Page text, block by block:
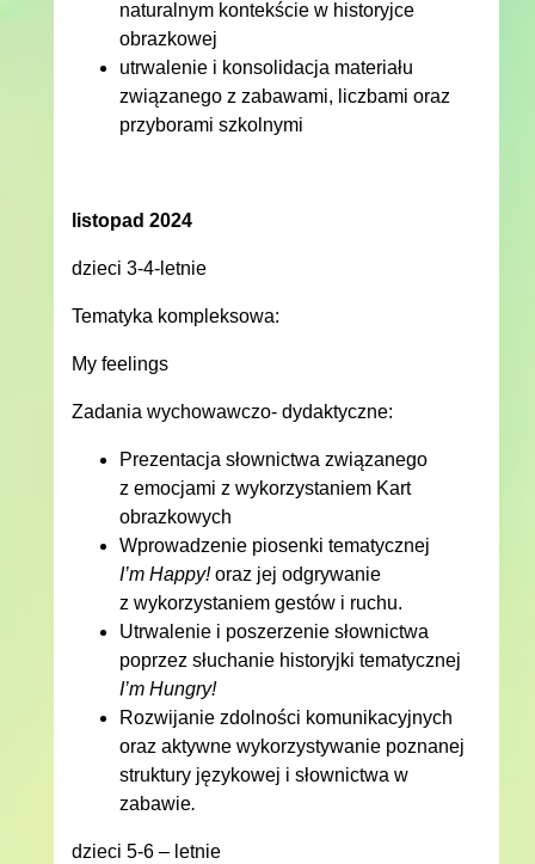
naturalnym kontekście w historyjce
obrazkowej
utrwalenie i konsolidacja materiału
związanego z zabawami, liczbami oraz
przyborami szkolnymi
listopad 2024
dzieci 3-4-letnie
Tematyka kompleksowa:
My feelings
Zadania wychowawczo- dydaktyczne:
Prezentacja słownictwa związanego
z emocjami z wykorzystaniem Kart
obrazkowych
Wprowadzenie piosenki tematycznej
I’m Happy!oraz jej odgrywanie
z wykorzystaniem gestów i ruchu.
Utrwalenie i poszerzenie słownictwa
poprzez słuchanie historyjki tematycznej
I’m Hungry!
Rozwijanie zdolności komunikacyjnych
oraz aktywne wykorzystywanie poznanej
struktury językowej i słownictwa w
zabawie.
dzieci 5-6 – letnie